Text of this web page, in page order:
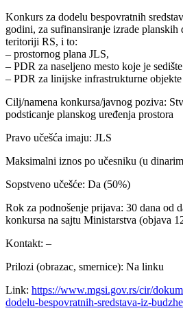
Konkurs za dodelu bespovratnih
godini, za sufinansiranje izrade planskih
teritoriji RS, i to:
– prostornog plana JLS,
– PDR za naseljeno mesto koje je
– PDR za linijske infrastrukturne objekte
Cilj/namena konkursa/javnog poziva:
podsticanje planskog uređenja prostora
Pravo učešća imaju: JLS
Maksimalni iznos po učesniku (u
Sopstveno učešće: Da (50%)
Rok za podnošenje prijava: 30 dana od
konkursa na sajtu Ministarstva (objava
Kontakt: –
Prilozi (obrazac, smernice): Na linku
Link: https://www.mgsi.gov.rs/cir/
dodelu-bespovratnih-sredstava-iz-